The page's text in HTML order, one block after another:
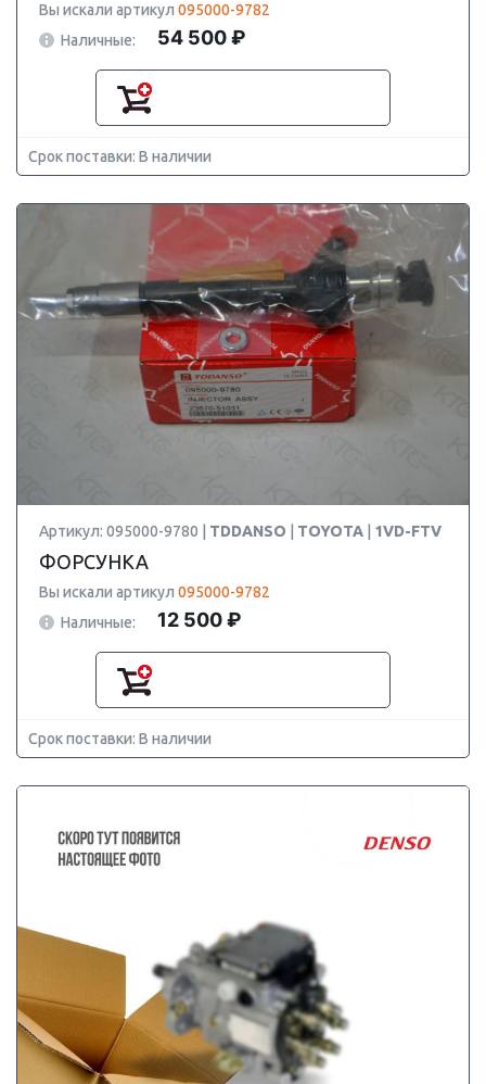
Вы искали артикул 095000-9782
Наличные:
54 500 ₽
Срок поставки: В наличии
Артикул: 095000-9780 | TDDANSO TOYOTA 1VD-FTV
ФОРСУНКА
Вы искали артикул 095000-9782
Наличные:
12 500 ₽
Срок поставки: В наличии